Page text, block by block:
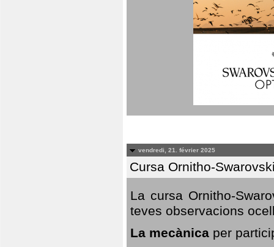
vendredi, 21. février 2025
Cursa Ornitho-
La cursa Ornitho-
teves observacions
La mecànica per